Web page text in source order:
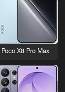
Poco X8 Pro Max